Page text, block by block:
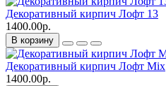
Декоративный кирпич Лофт 13
1400.00р.
В корзину
Декоративный кирпич Лофт Mix
1400.00р.